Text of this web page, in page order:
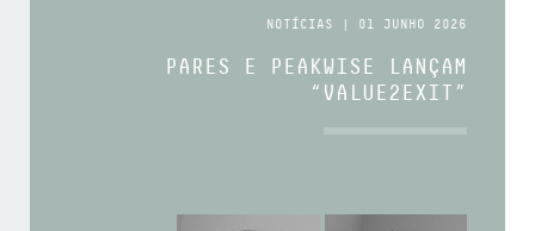
NOTÍCIAS | 01 JUNHO 2026
PARES E PEAKWISE LANÇAM
“VALUE2EXIT”